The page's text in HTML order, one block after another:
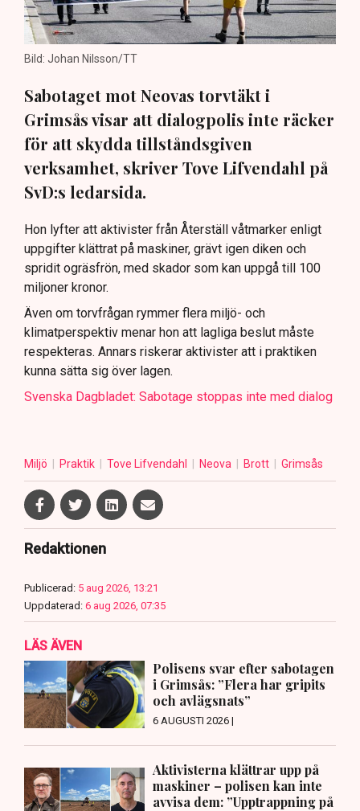
Bild: Johan Nilsson/TT
Sabotaget mot Neovas torvtäkt i
Grimsås visar att dialogpolis inte räcker
för att skydda tillståndsgiven
verksamhet, skriver Tove Lifvendahl på
SvD:s ledarsida.
Hon lyfter att aktivister från Återställ våtmarker enligt
uppgifter klättrat på maskiner, grävt igen diken och
spridit ogräsfrön, med skador som kan uppgå till 100
miljoner kronor.
Även om torvfrågan rymmer flera miljö- och
klimatperspektiv menar hon att lagliga beslut måste
respekteras. Annars riskerar aktivister att i praktiken
kunna sätta sig över lagen.
Svenska Dagbladet: Sabotage stoppas inte med dialog
Miljö Praktik Tove Lifvendahl Neova Brott Grimsås
Redaktionen
Publicerad: 5 aug 2026, 13:21
Uppdaterad: 6 aug 2026, 07:35
LÄS ÄVEN
Polisens svar efter sabotagen
i Grimsås: ”Flera har gripits
och avlägsnats”
6 AUGUSTI 2026 |
Aktivisterna klättrar upp på
maskiner – polisen kan inte
avvisa dem: ”Upptrappning på